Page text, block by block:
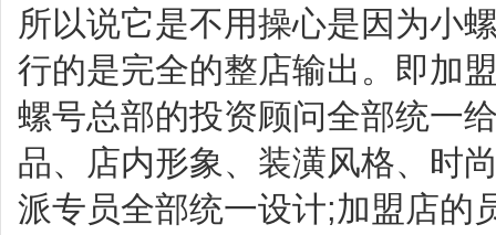
所以说它是不用操心是因为小
行的是完全的整店输出。即加
螺号总部的投资顾问全部统一
品、店内形象、装潢风格、时
派专员全部统一设计;加盟店的